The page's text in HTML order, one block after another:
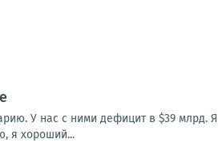
У нас с ними дефицит в $39 млрд.
я хороший...